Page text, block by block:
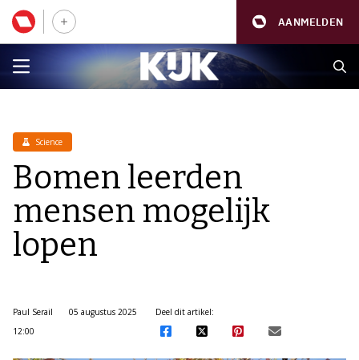
AANMELDEN
Science
Bomen leerden
mensen mogelijk
lopen
Paul Serail
05 augustus 2025
12:00
Deel dit artikel: